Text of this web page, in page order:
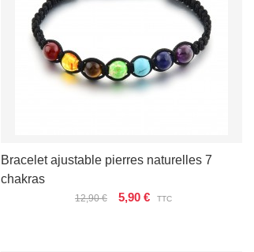
Bracelet ajustable pierres naturelles 7
chakras
12,90 € 5,90 € TTC